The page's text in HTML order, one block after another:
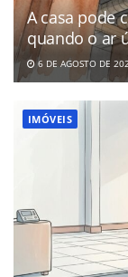
A casa pode
quando o ar
6 DE AGOSTO DE
IMÓVEIS